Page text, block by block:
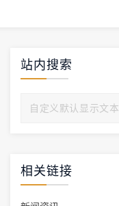
站内搜索
相关链接